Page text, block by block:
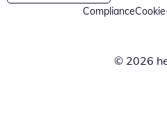
Compliance
© 2026